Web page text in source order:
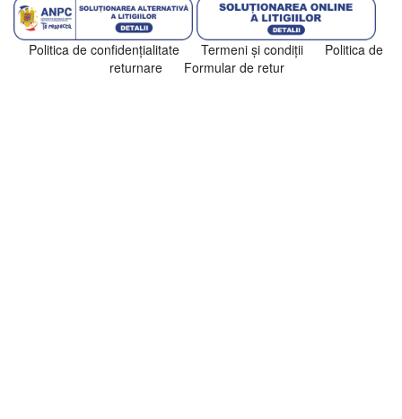
Politica de confidenţialitate Termeni şi condiţii
Politica de
returnare
Formular de retur